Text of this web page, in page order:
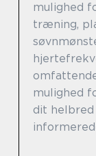
mulighed
træning,
mulighed
dit